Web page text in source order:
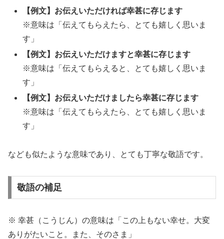
【例文】お伝えいただければ幸甚に存じます
※意味は「伝えてもらえたら、とても嬉しく思いま
す」
【例文】お伝えいただけますと幸甚に存じます
※意味は「伝えてもらえると、とても嬉しく思いま
す」
【例文】お伝えいただけましたら幸甚に存じます
※意味は「伝えてもらえたら、とても嬉しく思いま
す」
なども似たような意味であり、とても丁寧な敬語です。
敬語の補足
※ 幸甚（こうじん）の意味は「この上もない幸せ。大変
ありがたいこと。また、そのさま」